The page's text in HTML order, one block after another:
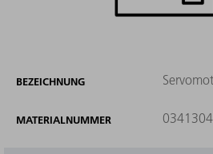
BEZEICHNUNG
MATERIALNUMMER 0341304